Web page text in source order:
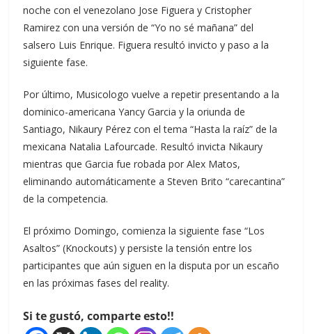
noche con el venezolano Jose Figuera y Cristopher
Ramirez con una versión de “Yo no sé mañana” del
salsero Luis Enrique. Figuera resultó invicto y paso a la
siguiente fase.
Por último, Musicologo vuelve a repetir presentando a la
dominico-americana Yancy Garcia y la oriunda de
Santiago, Nikaury Pérez con el tema “Hasta la raíz” de la
mexicana Natalia Lafourcade. Resultó invicta Nikaury
mientras que Garcia fue robada por Alex Matos,
eliminando automáticamente a Steven Brito “carecantina”
de la competencia.
El próximo Domingo, comienza la siguiente fase “Los
Asaltos” (Knockouts) y persiste la tensión entre los
participantes que aún siguen en la disputa por un escaño
en las próximas fases del reality.
Si te gustó, comparte esto!!